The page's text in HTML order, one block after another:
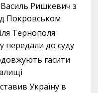
Ришкевич з
Покровськом
Тернополя
передали до суду
гасити
Україну в